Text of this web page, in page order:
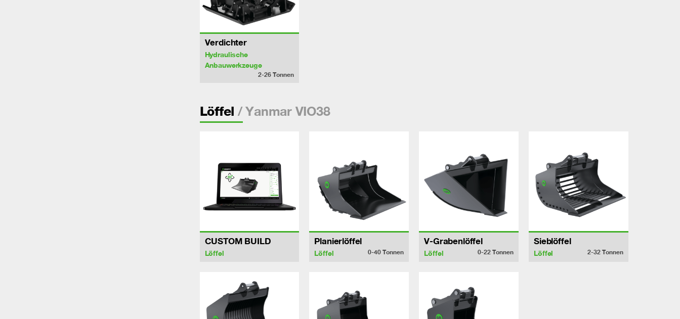
Verdichter
Hydraulische
Anbauwerkzeuge
2-26Tonnen
Löffel / Yanmar VIO38
CUSTOM BUILD
Löffel
Planierlöffel
Löffel 0-40Tonnen
V-Grabenlöffel
Löffel 0-22Tonnen
Sieblöffel
Löffel 2-32 Tonnen